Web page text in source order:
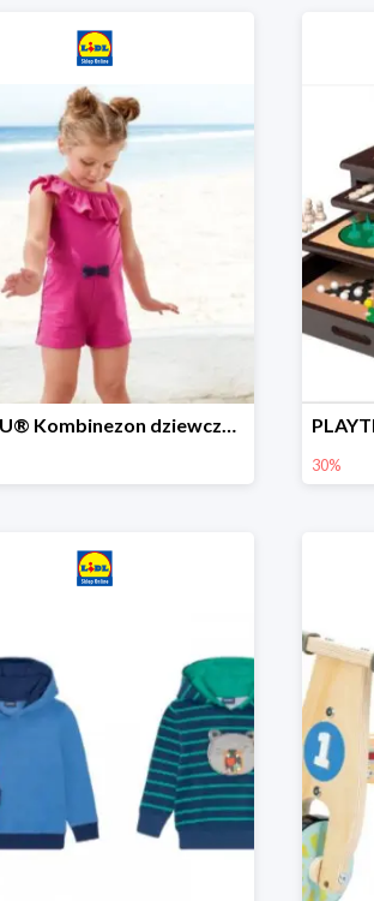
LUPILU® Kombinezon dziewczęcy z bawełny
30%